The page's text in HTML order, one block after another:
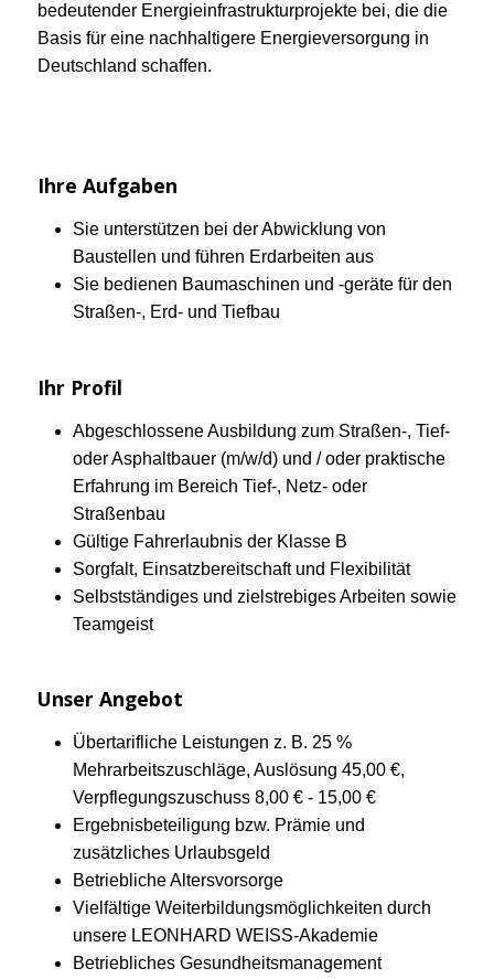
bedeutender Energieinfrastrukturprojekte bei, die die
Basis für eine nachhaltigere Energieversorgung in
Deutschland schaffen.
Ihre Aufgaben
Sie unterstützen bei der Abwicklung von
Baustellen und führen Erdarbeiten aus
Sie bedienen Baumaschinen und -geräte für den
Straßen-, Erd- und Tiefbau
Ihr Profil
Abgeschlossene Ausbildung zum Straßen-, Tief-
oder Asphaltbauer (m/w/d) und / oder praktische
Erfahrung im Bereich Tief-, Netz- oder
Straßenbau
Gültige Fahrerlaubnis der Klasse B
Sorgfalt, Einsatzbereitschaft und Flexibilität
Selbstständiges und zielstrebiges Arbeiten sowie
Teamgeist
Unser Angebot
Übertarifliche Leistungen z. B. 25 %
Mehrarbeitszuschläge, Auslösung 45,00 €,
Verpflegungszuschuss 8,00 € - 15,00 €
Ergebnisbeteiligung bzw. Prämie und
zusätzliches Urlaubsgeld
Betriebliche Altersvorsorge
Vielfältige Weiterbildungsmöglichkeiten durch
unsere LEONHARD WEISS-Akademie
Betriebliches Gesundheitsmanagement